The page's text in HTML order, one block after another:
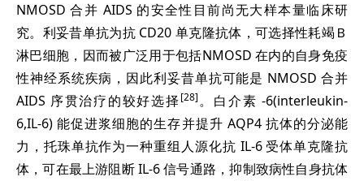
NMOSD 合并 AIDS 的安全性目前尚无大样本量临床研
究。利妥昔单抗为抗 CD20 单克隆抗体，可选择性耗竭Ｂ
淋巴细胞，因而被广泛用于包括NMOSD 在内的自身免疫
性神经系统疾病，因此利妥昔单抗可能是 NMOSD 合并
AIDS 序贯治疗的较好选择 [28]。白介素 -6(interleukin-
6,IL-6) 能促进浆细胞的生存并提升 AQP4 抗体的分泌能
力，托珠单抗作为一种重组人源化抗 IL-6 受体单克隆抗
体，可在最上游阻断 IL-6 信号通路，抑制致病性自身抗体